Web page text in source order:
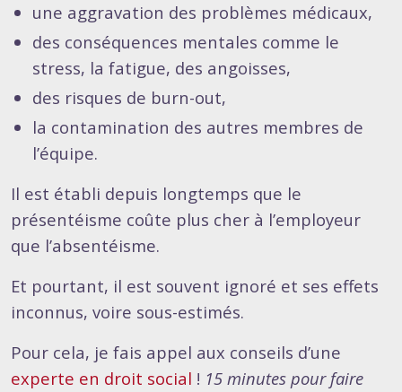
une aggravation des problèmes médicaux,
des conséquences mentales comme le
stress, la fatigue, des angoisses,
des risques de burn-out,
la contamination des autres membres de
l’équipe.
Il est établi depuis longtemps que le
présentéisme coûte plus cher à l’employeur
que l’absentéisme.
Et pourtant, il est souvent ignoré et ses effets
inconnus, voire sous-estimés.
Pour cela, je fais appel aux conseils d’une
experte en droit social ! 15 minutes pour faire